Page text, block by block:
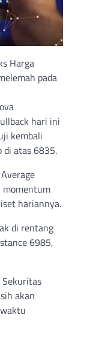
Harga
pada
hari ini
kembali
atas 6835.
momentum
hariannya.
di rentang
6985,
akan